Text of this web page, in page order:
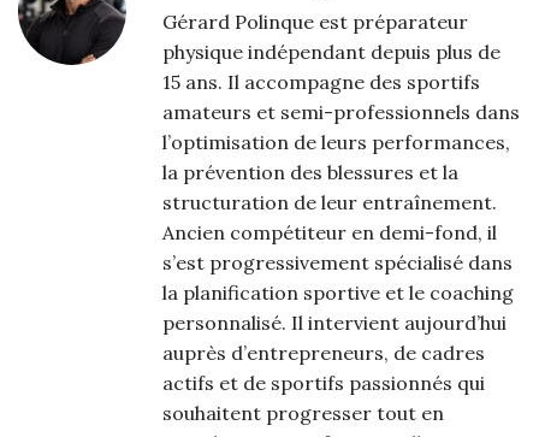
Gérard Polinque est préparateur
physique indépendant depuis plus de
15 ans. Il accompagne des sportifs
amateurs et semi-professionnels dans
l’optimisation de leurs performances,
la prévention des blessures et la
structuration de leur entraînement.
Ancien compétiteur en demi-fond, il
s’est progressivement spécialisé dans
la planification sportive et le coaching
personnalisé. Il intervient aujourd’hui
auprès d’entrepreneurs, de cadres
actifs et de sportifs passionnés qui
souhaitent progresser tout en